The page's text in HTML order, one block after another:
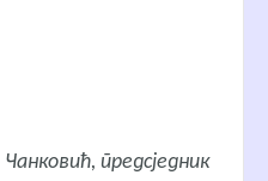
предсједник